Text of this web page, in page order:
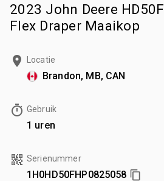
2023 John Deere
Flex Draper Maaikop
Locatie
Brandon, MB, CAN
Gebruik
1 uren
Serienummer
1H0HD50FHP0825058